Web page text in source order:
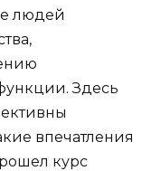
людей
Здесь
впечатления
курс